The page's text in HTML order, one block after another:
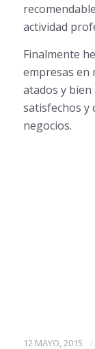
actividad
Finalmente
empresas en
atados y
satisfechos y
negocios.
12 MAYO, 2015 /